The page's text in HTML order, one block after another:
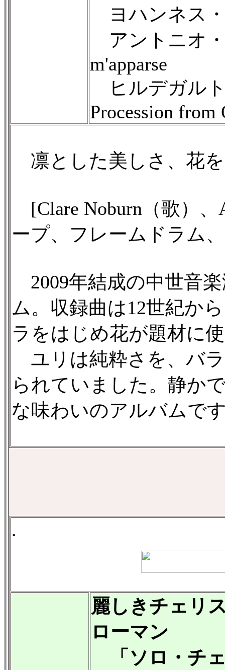
ヨハンネス・
アントニオ・
m'apparse
ヒルデガルト
Procession
凛とした美しさ、花
[Clare Noburn（歌）、
ープ、フレームドラム
2009年結成の中世音
ム。収録曲は12世紀か
ラをはじめ花が題材に
ユリは純粋さを、バ
られていました。静か
な味わいのアルバムで
.
麗しきチェリ
ローマン
「ソロ・チ